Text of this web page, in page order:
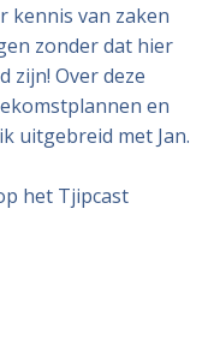
kennis van zaken
zonder dat hier
zijn! Over deze
en
uitgebreid met Jan.
het Tjipcast